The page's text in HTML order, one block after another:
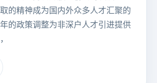
的精神成为国内外众多人才汇聚的
的政策调整为非深户人才引进提供